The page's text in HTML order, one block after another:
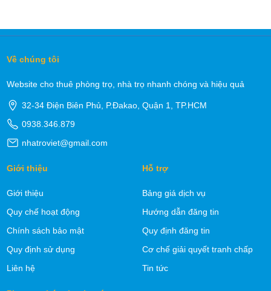
Về chúng tôi
Website cho thuê phòng trọ, nhà trọ nhanh chóng và hiệu quả
32-34 Điện Biên Phủ, P.Đakao, Quận 1, TP.HCM
0938.346.879
nhatroviet@gmail.com
Giới thiệu
Giới thiệu
Quy chế hoạt động
Chính sách bảo mật
Quy định sử dụng
Liên hệ
Hỗ trợ
Bảng giá dịch vụ
Hướng dẫn đăng tin
Quy định đăng tin
Cơ chế giải quyết tranh chấp
Tin tức